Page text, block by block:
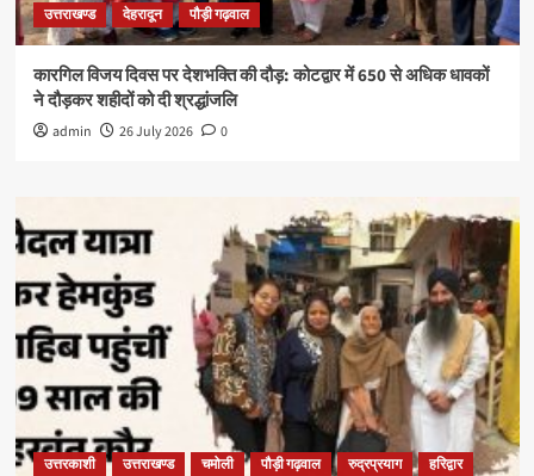
उत्तराखण्ड देहरादून पौड़ी गढ़वाल
कारगिल विजय दिवस पर देशभक्ति की दौड़: कोटद्वार में 650 से अधिक धावकों
ने दौड़कर शहीदों को दी श्रद्धांजलि
admin 26 July 2026 0
उत्तरकाशी उत्तराखण्ड चमोली पौड़ी गढ़वाल रुद्रप्रयाग हरिद्वार